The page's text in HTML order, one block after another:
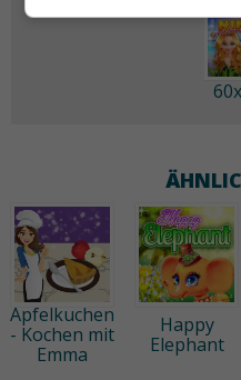
Apfelkuchen
- Kochen mit
Emma
Happy
Elephant